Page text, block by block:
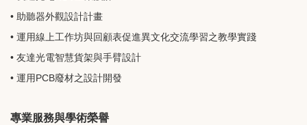
• 助聽器外觀設計計畫
• 運用線上工作坊與回顧表促進異文化交流學習之教學實踐
• 友達光電智慧貨架與手臂設計
• 運用PCB廢材之設計開發
專業服務與學術榮譽